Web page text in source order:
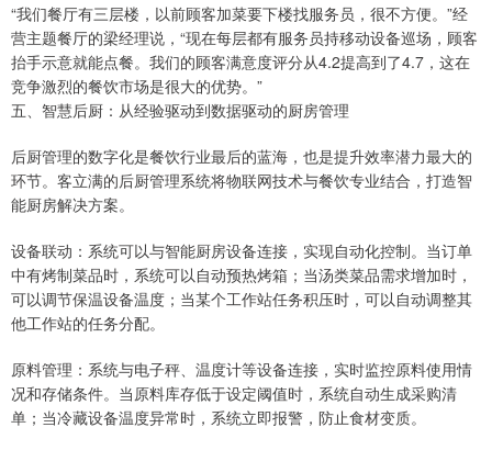
“我们餐厅有三层楼，以前顾客加菜要下楼找服务员，很不方便。”经
营主题餐厅的梁经理说，“现在每层都有服务员持移动设备巡场，顾客
抬手示意就能点餐。我们的顾客满意度评分从4.2提高到了4.7，这在
竞争激烈的餐饮市场是很大的优势。”
五、智慧后厨：从经验驱动到数据驱动的厨房管理
后厨管理的数字化是餐饮行业最后的蓝海，也是提升效率潜力最大的
环节。客立满的后厨管理系统将物联网技术与餐饮专业结合，打造智
能厨房解决方案。
设备联动：系统可以与智能厨房设备连接，实现自动化控制。当订单
中有烤制菜品时，系统可以自动预热烤箱；当汤类菜品需求增加时，
可以调节保温设备温度；当某个工作站任务积压时，可以自动调整其
他工作站的任务分配。
原料管理：系统与电子秤、温度计等设备连接，实时监控原料使用情
况和存储条件。当原料库存低于设定阈值时，系统自动生成采购清
单；当冷藏设备温度异常时，系统立即报警，防止食材变质。